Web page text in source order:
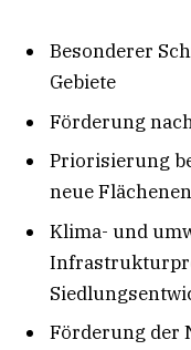
Besonderer
Gebiete
Förderung
Priorisierung
neue
Klima- und
Förderung der